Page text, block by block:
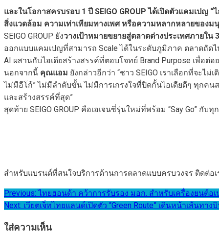
และในโอกาสครบรอบ 1 ปี SEIGO GROUP ได้เปิดตัวแคมเปญ
สิ่งแวดล้อม ความเท่าเทียมทางเพศ หรือความหลากหลายของม
SEIGO GROUP ยังวางเป้าหมายขยายสู่ตลาดต่างประเทศภายใน
ออกแบบแคมเปญที่สามารถ Scale ได้ในระดับภูมิภาค ตลาดถัด
AI ผสานกับไอเดียสร้างสรรค์ที่ตอบโจทย์ Brand Purpose เพื่อต่
นอกจากนี้ คุณแอม ยังกล่าวอีกว่า “ชาว SEIGO เราเลือกที่จะไ
ไม่มีอีโก้” ไม่มีลำดับขั้น ไม่มีการเกรงใจที่ปิดกั้นไอเดียดีๆ ทุกคน
และสร้างสรรค์ที่สุด”
สุดท้าย SEIGO GROUP คือเอเจนซี่รุ่นใหม่ที่พร้อม “Say Go”
สำหรับแบรนด์ที่สนใจบริการด้านการตลาดแบบครบวงจร ติดต่อ
แนะแนว
เรื่อง
Previous: ไทยฮอนด้า คว้าการรับรอง มอก. สำหรับเครื่องยนต์
Next: เวียตเจ็ทไทยแลนด์เปิดตัว “Green Route” เดินหน้าเส้นท
ใส่ความเห็น